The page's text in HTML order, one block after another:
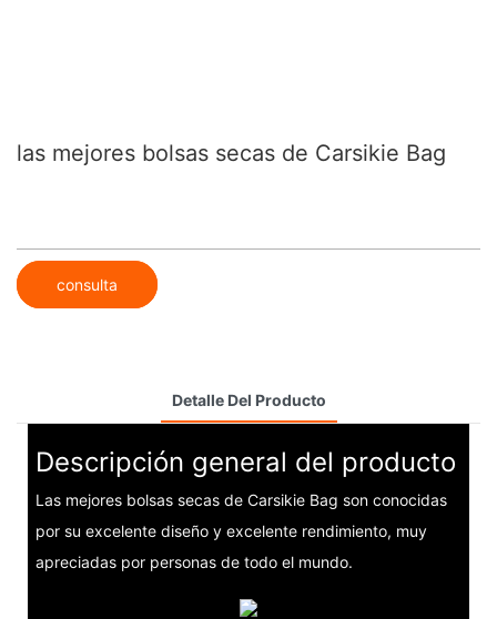
las mejores bolsas secas de Carsikie Bag
consulta
Detalle Del Producto
Descripción general del producto
Las mejores bolsas secas de Carsikie Bag son conocidas
por su excelente diseño y excelente rendimiento, muy
apreciadas por personas de todo el mundo.